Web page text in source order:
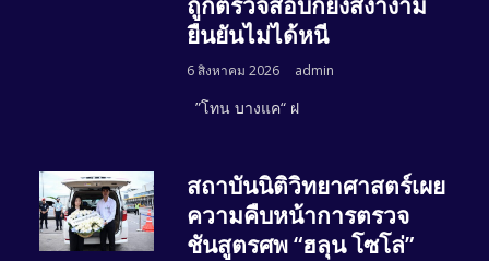
ยืนยันไม่ได้หนี
6 สิงหาคม 2026 admin
”โทน บางแค“ ฝ
สถาบันนิติวิทยาศาสตร์เผย
ความคืบหน้าการตรวจ
ชันสูตรศพ “ฮลุน โซโล่”